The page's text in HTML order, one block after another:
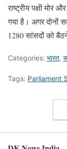
राष्ट्रीय पक्षी
गया है। अगर दोनों
1280 सांसदों को
Categories: भारत,
Tags: Parliament